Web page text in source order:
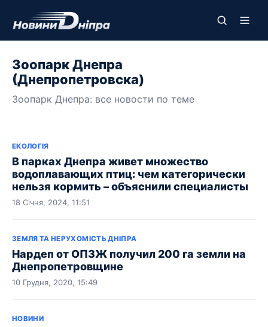
Зоопарк Днепра
(Днепропетровска)
Зоопарк Днепра: все новости по теме
ЕКОЛОГІЯ
В парках Днепра живет множество
водоплавающих птиц: чем категорически
нельзя кормить – объяснили специалисты
18 Січня, 2024, 11:51
ЗЕМЛЯ ТА НЕРУХОМІСТЬ ДНІПРА
Нардеп от ОПЗЖ получил 200 га земли на
Днепропетровщине
10 Грудня, 2020, 15:49
НОВИНИ